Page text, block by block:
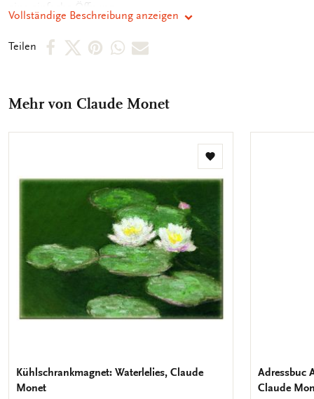
eine einfache Öffnung.
Vollständige Beschreibung anzeigen
Teilen
Per Per Per PerPer
teilen
Mehr von Claude Monet
Zur
Kühlschrankmagnet: Waterlelies, Claude
Monet
Adressbuc
Claude